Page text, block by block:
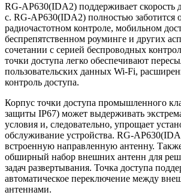
RG-AP630(IDA2) поддерживает скорость
с. RG-AP630(IDA2) полностью заботится
радиочастотном контроле, мобильном
беспрепятственном роуминге и других
сочетании с серией беспроводных
точки доступа легко обеспечивают
пользовательских данных Wi-Fi,
контроль доступа.
Корпус точки доступа промышленного
защиты IP67) может выдерживать
условия и, следовательно, упрощает
обслуживание устройства. RG-
встроенную направленную антенну.
обширный набор внешних антенн для
задач развертывания. Точка доступа
автоматическое переключение между
антеннами.